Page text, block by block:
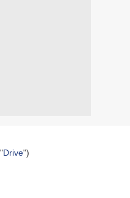
Drive")